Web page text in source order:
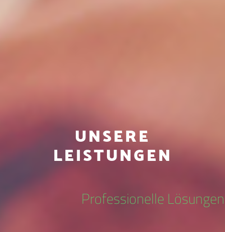
UNSERE
LEISTUNGEN
Professionelle